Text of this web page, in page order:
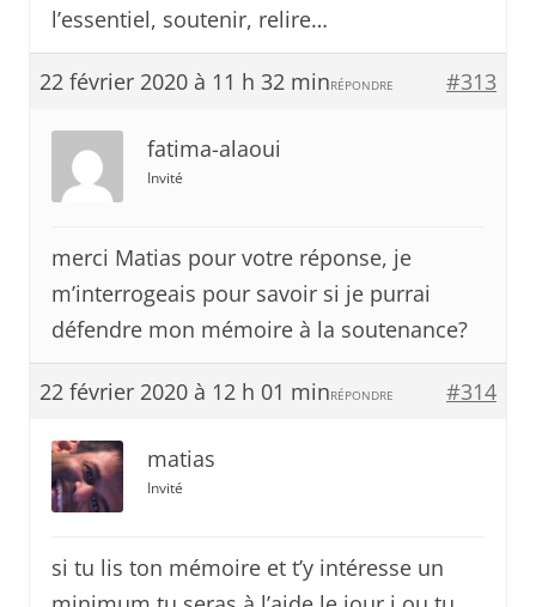
l’essentiel, soutenir, relire…
22 février 2020 à 11 h 32 min #313
RÉPONDRE
fatima-alaoui
Invité
merci Matias pour votre réponse, je
m’interrogeais pour savoir si je purrai
défendre mon mémoire à la soutenance?
22 février 2020 à 12 h 01 min #314
RÉPONDRE
matias
Invité
si tu lis ton mémoire et t’y intéresse un